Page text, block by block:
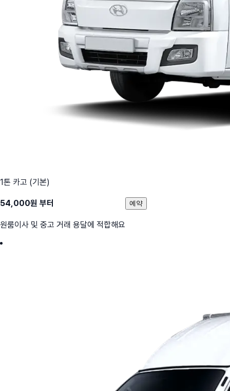
1톤 카고 (기본)
54,000원 부터
원룸이사 및 중고 거래 용달에 적합해요
예약